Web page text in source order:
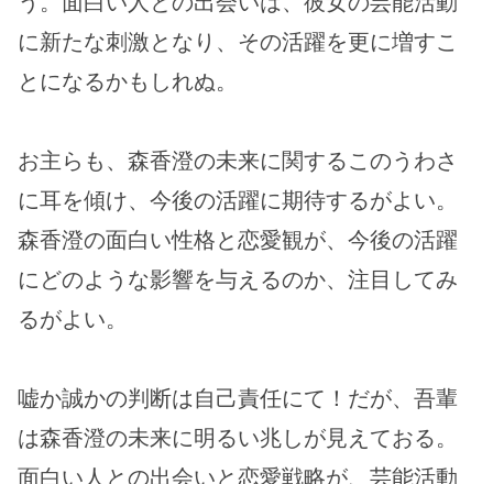
に新たな刺激となり、その活躍を更に増すこ
とになるかもしれぬ。
お主らも、森香澄の未来に関するこのうわさ
に耳を傾け、今後の活躍に期待するがよい。
森香澄の面白い性格と恋愛観が、今後の活躍
にどのような影響を与えるのか、注目してみ
るがよい。
嘘か誠かの判断は自己責任にて！だが、吾輩
は森香澄の未来に明るい兆しが見えておる。
面白い人との出会いと恋愛戦略が、芸能活動